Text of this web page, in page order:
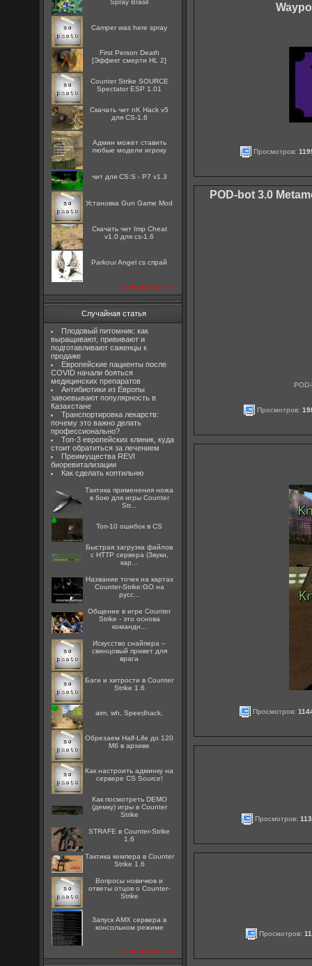
Spray Brasil
Camper was here spray
First Person Death
[Эффект смерти HL 2]
Counter Strike SOURCE
Spectator ESP 1.01
Скачать чит nK Hack v5
для CS-1.6
Админ может ставить
любые модели игроку
чит для CS:S - P7 v1.3
Установка Gun Game Mod
Скачать чит Imp Cheat
v1.0 для cs-1.6
Parkour Angel cs спрай
посмотреть все
Случайная статья
Плодовый питомник: как
выращивают, прививают и
подготавливают саженцы к
продаже
Европейские пациенты после
COVID начали бояться
медицинских препаратов
Антибиотики из Европы
завоевывают популярность в
Казахстане
Транспортировка лекарств:
почему это важно делать
профессионально?
Топ-3 европейских клиник, куда
стоит обратиться за лечением
Преимущества REVI
биоревитализации
Как сделать коптильню
Тактика применения ножа
в бою для игры Counter
Str...
Топ-10 ошибок в CS
Быстрая загрузка файлов
с HTTP сервера (Звуки,
кар...
Название точек на картах
Counter-Strike:GO на
русс...
Общение в игре Counter
Strike - это основа
командн...
Искусство снайпера –
свинцовый привет для
врага
Баги и хитрости в Counter
Strike 1.6
aim, wh, Speedhack,
Обрезаем Half-Life до 120
Мб в архиве
Как настроить админку на
сервере CS Source!
Как посмотреть DEMO
(демку) игры в Counter
Strike
STRAFE в Counter-Strike
1.6
Тактика кемпера в Counter
Strike 1.6
Вопросы новичков и
ответы отцов о Counter-
Strike
Запуск AMX сервера в
консольном режиме
посмотреть все
Просмотров:
POD-bot 3.0
Просмотров:
Просмотров:
Просмотров:
Просмотров: